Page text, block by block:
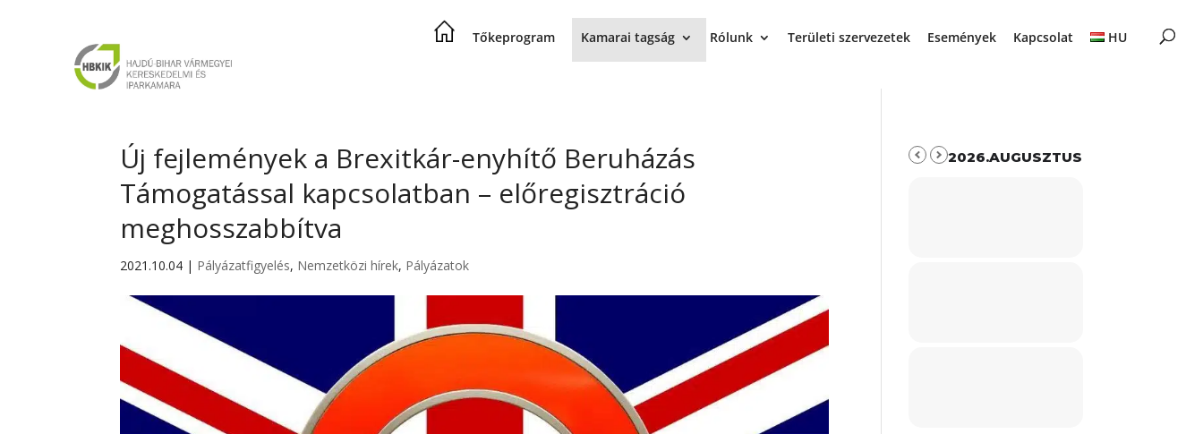
Tőkeprogram Kamarai tagság Rólunk Területi szervezetek Események Kapcsolat HU
Új fejlemények a Brexitkár-enyhítő Beruházás
Támogatással kapcsolatban – előregisztráció
meghosszabbítva
2021.10.04 | Pályázatfigyelés, Nemzetközi hírek, Pályázatok
2026.AUGUSZTUS